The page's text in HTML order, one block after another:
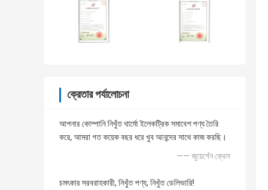
ক্রেতার পর্যালোচনা
আপনার কোম্পানি নিখুঁত থার্মো ইলেকট্রিক সমাবেশ পণ্য তৈরি
করে, আমরা গত কয়েক বছর ধরে খুব আনন্দের সাথে কাজ করছি।
—— জুয়ের্গেন ক্রেস
চমৎকার সরবরাহকারী, নিখুঁত পণ্য, নিখুঁত ডেলিভারি!